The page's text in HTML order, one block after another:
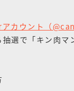
カウント（
選で「キン肉